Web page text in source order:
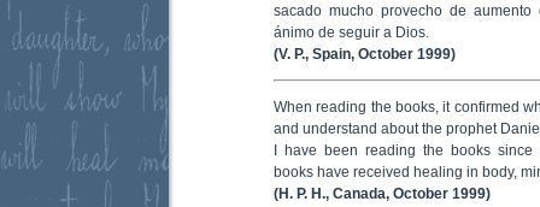
sacado mucho provecho de
ánimo de seguir a Dios.
(V. P., Spain, October 1999)
When reading the books, it confirmed
and understand about the prophet
I have been reading the books
books have received healing in body,
(H. P. H., Canada, October 1999)